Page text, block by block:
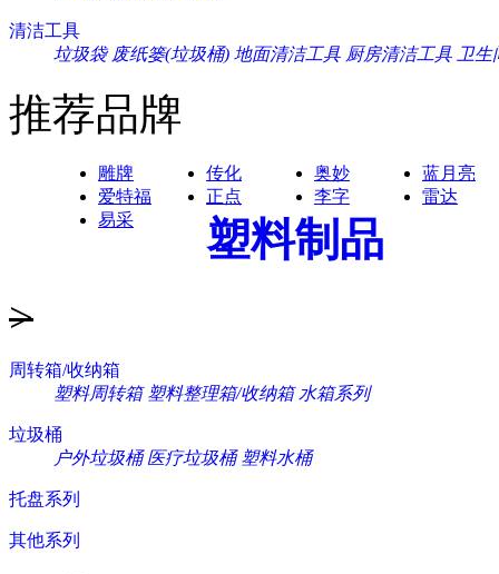
清洁工具
垃圾袋 废纸篓(垃圾桶) 地面清洁工具 厨房清洁工具 卫
推荐品牌
雕牌 传化 奥妙
蓝月亮
爱特福
正点 李字
雷达
易采
塑料制品
>
周转箱/收纳箱
塑料周转箱 塑料整理箱/收纳箱 水箱系列
垃圾桶
户外垃圾桶 医疗垃圾桶 塑料水桶
托盘系列
其他系列